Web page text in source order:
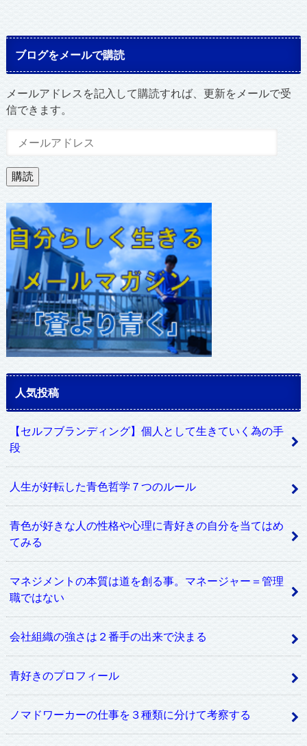
ブログをメールで購読
メールアドレスを記入して購読すれば、更新をメールで受
信できます。
ル
ア
ド
レ
ス
購読
人気投稿
【セルフブランディング】個人として生きていく為の手
段
人生が好転した青色哲学７つのルール
青色が好きな人の性格や心理に青好きの自分を当てはめ
てみる
マネジメントの本質は道を創る事。マネージャー＝管理
職ではない
会社組織の強さは２番手の出来で決まる
青好きのプロフィール
ノマドワーカーの仕事を３種類に分けて考察する